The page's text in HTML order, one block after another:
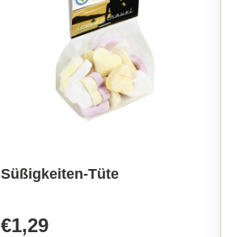
Süßigkeiten-Tüte
€1,29